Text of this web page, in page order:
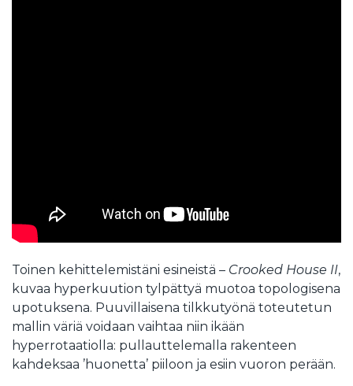
Toinen kehittelemistäni esineistä – Crooked House II,
kuvaa hyperkuution tylpättyä muotoa topologisena
upotuksena. Puuvillaisena tilkkutyönä toteutetun
mallin väriä voidaan vaihtaa niin ikään
hyperrotaatiolla: pullauttelemalla rakenteen
kahdeksaa ’huonetta’ piiloon ja esiin vuoron perään.